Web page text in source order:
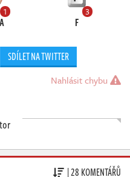
1 3
F
SDÍLET NA TWITTER
Nahlásit chybu
| 28 KOMENTÁŘŮ